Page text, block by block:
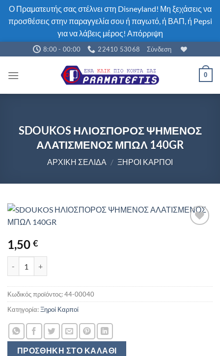
Ο Πραματευτής σας στέλνει στη Disneyland! Μη ξεχάσεις να
προσθέσεις στην παραγγελία σου ή παγωτό, ή ΒΑΠ, ή Pepsi
για να λάβεις μέρος! Απόρριψη
Μετάβαση
στο
περιεχόμενο
8:00 - 00:00 22410 53068 Σύνδεση
0
SDOUKOS ΗΛΙΟΣΠΟΡΟΣ ΨΗΜΕΝΟΣ
ΑΛΑΤΙΣΜΕΝΟΣ ΜΠΩΛ 140GR
ΑΡΧΙΚΉ ΣΕΛΊΔΑ / ΞΗΡΟΊ ΚΑΡΠΟΊ
1,50 €
ΠΡΟΣΘΉΚΗ ΣΤΟ ΚΑΛΆΘΙ
Κωδικός προϊόντος:44-00040
Κατηγορία:Ξηροί Καρποί